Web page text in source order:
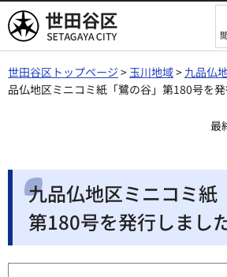
世田谷区
世田谷区トップページ >玉川地域> 九品仏
品仏地区ミニコミ紙「鷺の谷」第180号を発
最
九品仏地区ミニコミ紙
第180号を発行しました